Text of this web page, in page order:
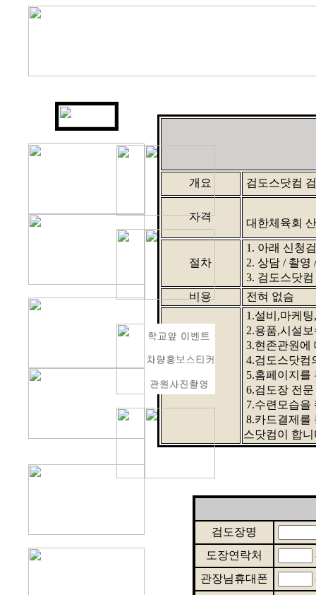
개요 검도스닷컴
자격
대한체육회
절차
1. 아래 신청
2. 상담 / 촬영
3. 검도스닷
비용
전혀 없슴
1.설비,마케
2.용품,시설
3.현존관원에
4.검도스닷컴
5.홈페이지를
6.검도장 전
7.수련모습을
8.카드결제를
스닷컴이 합니
검도장명
도장연락처
관장님휴대폰